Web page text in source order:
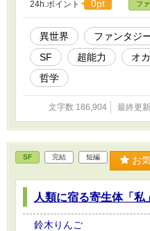
24h.ポイント 0pt フ
異世界 ファンタジ
SF
超能力 オ
哲学
文字数 186,904 最終更
SF 完結 短編 お
人類に宿る寄生体「
鈴木りんご